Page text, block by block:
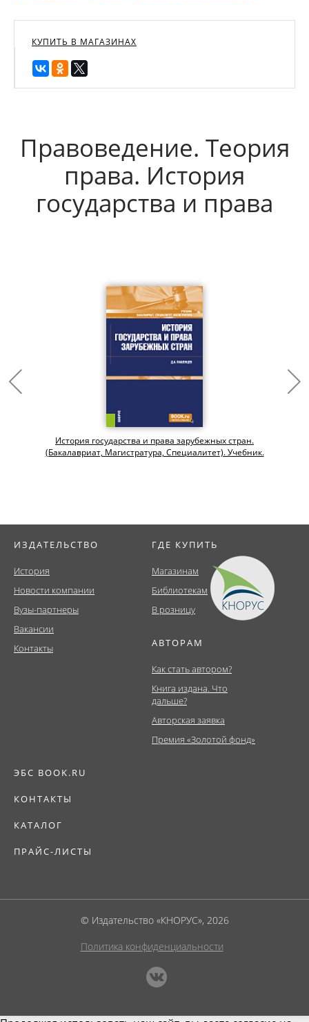
КУПИТЬ В МАГАЗИНАХ
Правоведение. Теория
права. История
государства и права
История государства и права зарубежных стран.
(Бакалавриат, Магистратура, Специалитет). Учебник.
ИЗДАТЕЛЬСТВО
История
Новости компании
Вузы-партнеры
Вакансии
Контакты
ГДЕ КУПИТЬ
Магазинам
Библиотекам
В розницу
АВТОРАМ
Как стать автором?
Книга издана. Что
дальше?
Авторская заявка
Премия «Золотой фонд»
ЭБС BOOK.RU
КОНТАКТЫ
КАТАЛОГ
ПРАЙС-ЛИСТЫ
© Издательство «КНОРУС», 2026
Политика конфиденциальности